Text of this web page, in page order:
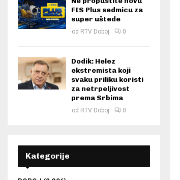
FIS Plus sedmicu za
super uštede
od RTV Doboj 0
Dodik: Helez
ekstremista koji
svaku priliku koristi
za netrpeljivost
prema Srbima
od RTV Doboj 0
Kategorije